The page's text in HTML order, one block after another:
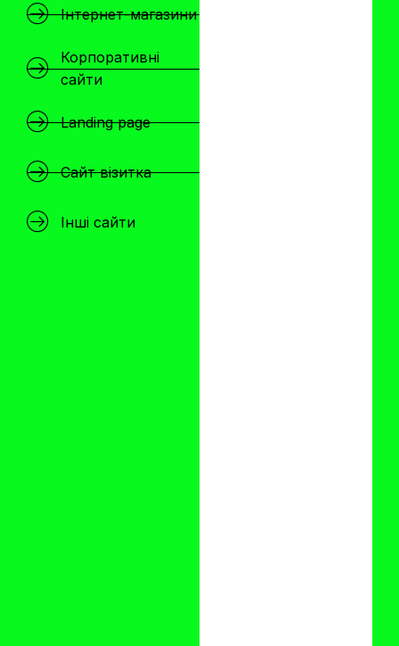
Інтернет-магазини
Корпоративні
сайти
Landing page
Сайт візитка
Інші сайти